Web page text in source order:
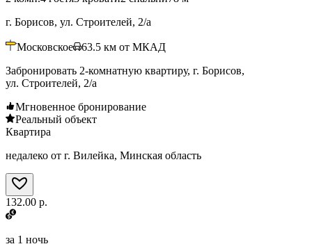
г. Борисов, ул. Строителей, 2/а
Московское 63.5 км от МКАД
Забронировать 2-комнатную квартиру, г. Борисов,
ул. Строителей, 2/а
Мгновенное бронирование
Реальный объект
Квартира
недалеко от г. Вилейка, Минская область
132.00 р.
за 1 ночь